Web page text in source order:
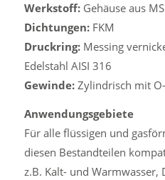
Werkstoff:Gehäuse aus
Dichtungen:FKM
Druckring:Messing
Edelstahl AISI 316
Gewinde:Zylindrisch mit
Anwendungsgebiete
Für alle flüssigen und
diesen Bestandteilen
z.B. Kalt- und Warmwasser,